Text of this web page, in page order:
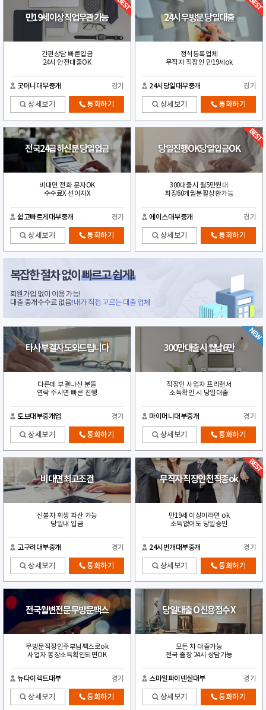
만19세이상직업무관가능
간편상담 빠른입금
24시 안전대출OK
굿머니대부중개 경기
상세보기 통화하기
24시 무방문 당일대출
정식등록업체
무직자 직장인 만19세ok
24시당일대부중개 경기
상세보기 통화하기
전국24급하신분 당일입금
비대면 전화 문자OK
수수료X 선이자X
쉽고빠르게대부중개 경기
상세보기 통화하기
당일진행OK당일입금OK
300대출시 월5만원대
최장60개월분활상환가능
에이스대부중개 경기
상세보기 통화하기
복잡한 절차 없이빠르고 쉽게!
회원가입 없이 이용 가능!
대출 중개수수료 없음! 내가 직접 고르는 대출 업체
타사 부결자 도와드립니다
다른데 부결나신 분들
연락 주시면 빠른 진행
토브대부중개업 경기
상세보기 통화하기
300만대출시 월납6만
직장인 사업자 프리랜서
소득확인 시 당일대출
마이머니대부중개 경기
상세보기 통화하기
비대면 최고조건
신불자 회생 파산 가능
당일내 입금
고구려대부중개 경기
상세보기 통화하기
무직자 직장인 전직종ok
만19세 이상이라면 ok
소득없어도 당일승인
24시번개대부중개 경기
상세보기 통화하기
전국월변전문 무방문팩스
무방문직장인주부님팩스로ok
사업자 통장소득확인되면OK
뉴다이렉트대부 경기
상세보기 통화하기
당일대출 O 신용점수 X
모든 차 대출가능
전국 출장 24시 상담가능
스마일파이넨셜대부 경기
상세보기 통화하기